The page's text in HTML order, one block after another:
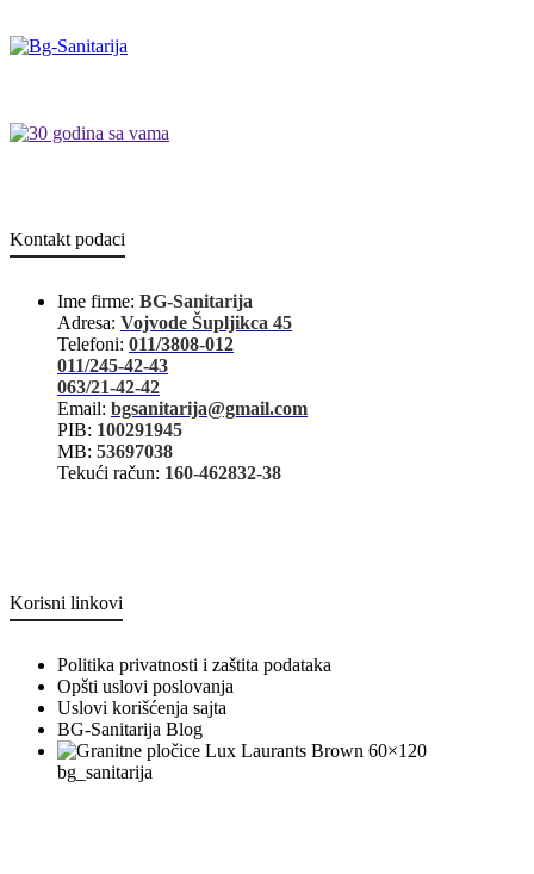
Kontakt podaci
Ime firme: BG-Sanitarija
Adresa: Vojvode Šupljikca 45
Telefoni: 011/3808-012
011/245-42-43
063/21-42-42
Email: bgsanitarija@gmail.com
PIB: 100291945
MB: 53697038
Tekući račun: 160-462832-38
Korisni linkovi
Politika privatnosti i zaštita podataka
Opšti uslovi poslovanja
Uslovi korišćenja sajta
BG-Sanitarija Blog
bg_sanitarija